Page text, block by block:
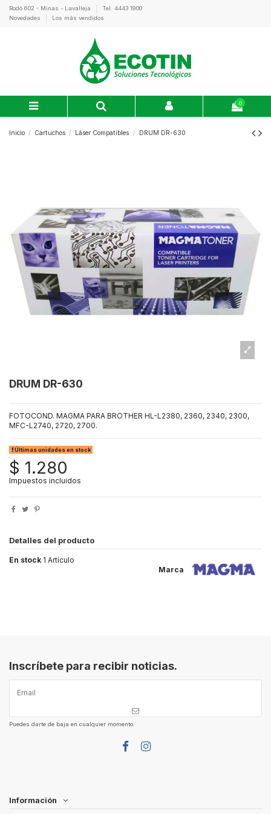
Rodó 602 - Minas - Lavalleja
Tel. 4443 1900
Novedades
Los más vendidos
0
Inicio Cartuchos Láser Compatibles DRUM DR-630
DRUM DR-630
FOTOCOND. MAGMA PARA BROTHER HL-L2380, 2360, 2340, 2300,
MFC-L2740, 2720, 2700.
Últimas unidades en stock
$ 1.280
Impuestos incluidos
Detalles del producto
Marca
En stock 1 Artículo
Inscríbete para recibir noticias.
Puedes darte de baja en cualquier momento.
Información